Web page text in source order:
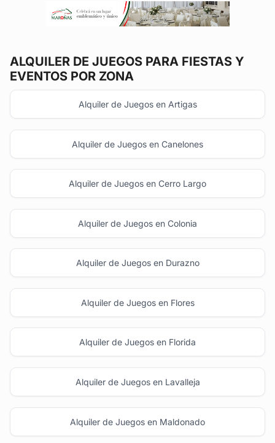
ALQUILER DE JUEGOS PARA FIESTAS Y
EVENTOS POR ZONA
Alquiler de Juegos en Artigas
Alquiler de Juegos en Canelones
Alquiler de Juegos en Cerro Largo
Alquiler de Juegos en Colonia
Alquiler de Juegos en Durazno
Alquiler de Juegos en Flores
Alquiler de Juegos en Florida
Alquiler de Juegos en Lavalleja
Alquiler de Juegos en Maldonado